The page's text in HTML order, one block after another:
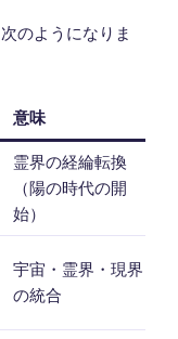
のようになりま
意味
霊界の経綸転換
（陽の時代の開
始）
宇宙・霊界・現界
の統合